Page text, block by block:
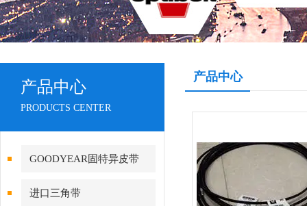
产品中心
PRODUCTS CENTER
GOODYEAR固特异皮带
进口三角带
产品中心